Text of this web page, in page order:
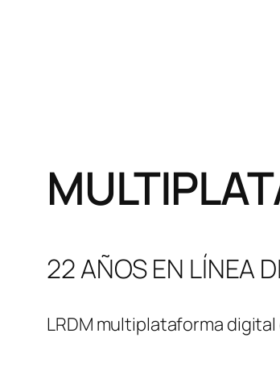
22 AÑOS EN LÍNEA
LRDM multiplataforma digital